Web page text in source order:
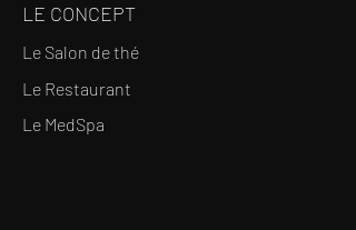
LE CONCEPT
Le Salon de thé
Le Restaurant
Le MedSpa